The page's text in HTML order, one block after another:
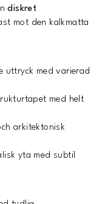
diskret
mot den kalkmatta
uttryck med varierad
med helt
arkitektonisk
yta med subtil